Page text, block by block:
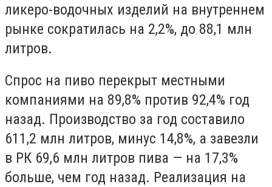
ликеро-водочных изделий на внутреннем
рынке сократилась на 2,2%, до 88,1 млн
литров.
Спрос на пиво перекрыт местными
компаниями на 89,8% против 92,4% год
назад. Производство за год составило
611,2 млн литров, минус 14,8%, а завезли
в РК 69,6 млн литров пива — на 17,3%
больше, чем год назад. Реализация на